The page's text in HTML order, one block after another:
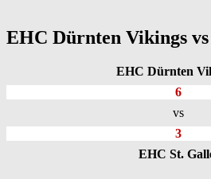
EHC Dürnten Vikings
EHC Dürnten
6
vs
3
EHC St.